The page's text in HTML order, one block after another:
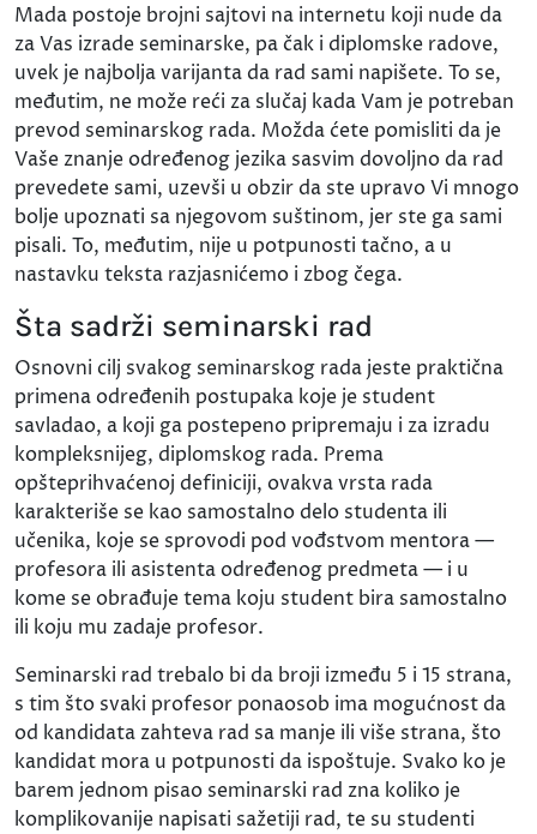
Mada postoje brojni sajtovi na internetu koji nude da
za Vas izrade seminarske, pa čak i diplomske radove,
uvek je najbolja varijanta da rad sami napišete. To se,
međutim, ne može reći za slučaj kada Vam je potreban
prevod seminarskog rada. Možda ćete pomisliti da je
Vaše znanje određenog jezika sasvim dovoljno da rad
prevedete sami, uzevši u obzir da ste upravo Vi mnogo
bolje upoznati sa njegovom suštinom, jer ste ga sami
pisali. To, međutim, nije u potpunosti tačno, a u
nastavku teksta razjasnićemo i zbog čega.
Šta sadrži seminarski rad
Osnovni cilj svakog seminarskog rada jeste praktična
primena određenih postupaka koje je student
savladao, a koji ga postepeno pripremaju i za izradu
kompleksnijeg, diplomskog rada. Prema
opšteprihvaćenoj definiciji, ovakva vrsta rada
karakteriše se kao samostalno delo studenta ili
učenika, koje se sprovodi pod vođstvom mentora —
profesora ili asistenta određenog predmeta — i u
kome se obrađuje tema koju student bira samostalno
ili koju mu zadaje profesor.
Seminarski rad trebalo bi da broji između 5 i 15 strana,
s tim što svaki profesor ponaosob ima mogućnost da
od kandidata zahteva rad sa manje ili više strana, što
kandidat mora u potpunosti da ispoštuje. Svako ko je
barem jednom pisao seminarski rad zna koliko je
komplikovanije napisati sažetiji rad, te su studenti